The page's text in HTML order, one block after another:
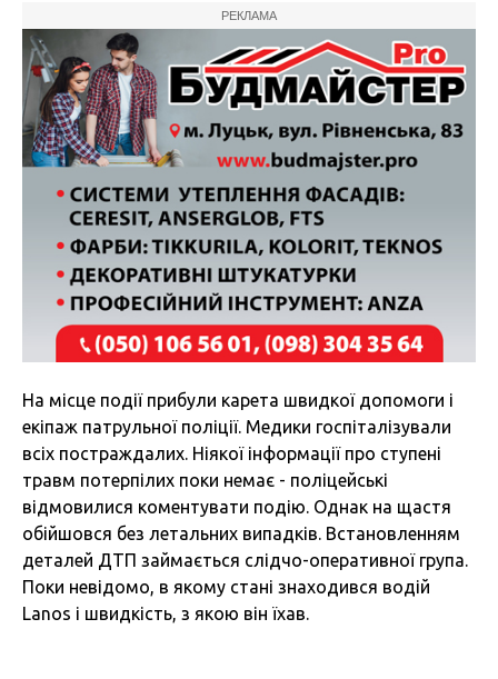
РЕКЛАМА
На місце події прибули карета швидкої допомоги і
екіпаж патрульної поліції. Медики госпіталізували
всіх постраждалих. Ніякої інформації про ступені
травм потерпілих поки немає - поліцейські
відмовилися коментувати подію. Однак на щастя
обійшовся без летальних випадків. Встановленням
деталей ДТП займається слідчо-оперативної група.
Поки невідомо, в якому стані знаходився водій
Lanos і швидкість, з якою він їхав.